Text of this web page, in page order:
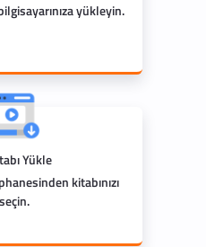
yükleyin.
Yükle
kitabınızı
seçin.